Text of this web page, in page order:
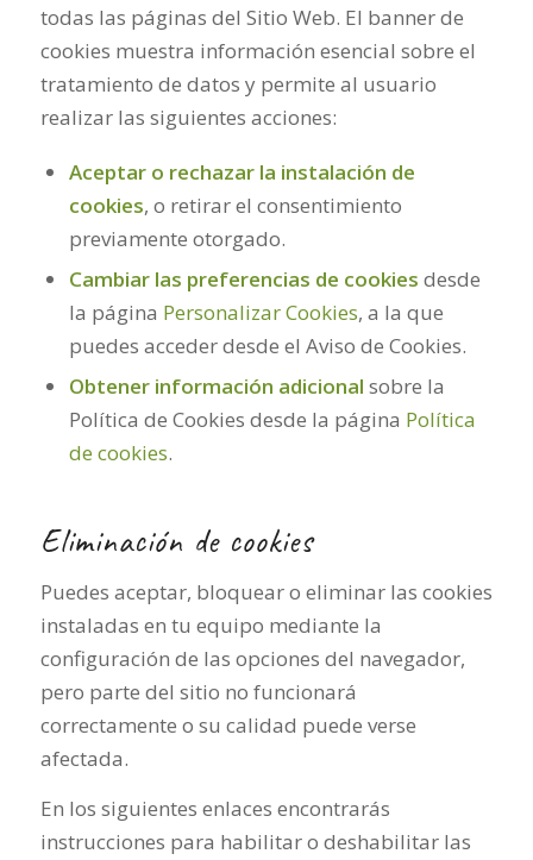
todas las páginas del Sitio Web. El banner de
cookies muestra información esencial sobre el
tratamiento de datos y permite al usuario
realizar las siguientes acciones:
Aceptar o rechazar la instalación de
cookies, o retirar el consentimiento
previamente otorgado.
Cambiar las preferencias de cookies desde
la página Personalizar Cookies, a la que
puedes acceder desde el Aviso de Cookies.
Obtener información adicional sobre la
Política de Cookies desde la página Política
de cookies.
Eliminación de cookies
Puedes aceptar, bloquear o eliminar las cookies
instaladas en tu equipo mediante la
configuración de las opciones del navegador,
pero parte del sitio no funcionará
correctamente o su calidad puede verse
afectada.
En los siguientes enlaces encontrarás
instrucciones para habilitar o deshabilitar las